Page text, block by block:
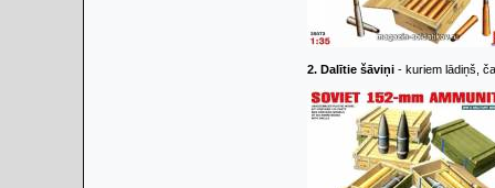
2. Dalītie šāviņi - kuriem lādiņš,